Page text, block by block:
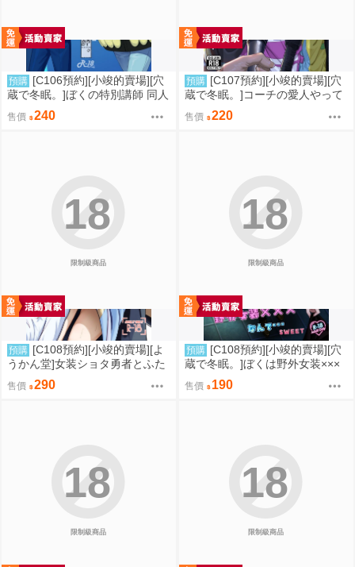
預購 [C106預約][小竣的賣場][穴
蔵で冬眠。]ぼくの特別講師 同人
誌id=3056952
售價 240
預購 [C107預約][小竣的賣場][穴
蔵で冬眠。]コーチの愛人やって
るって本当ですか 同人誌id=342
5212
售價 220
限制級商品
18
預購 [C108預約][小竣的賣場][よ
うかん堂]女装ショタ勇者とふた
なり僧侶 同人誌id=3783030
售價 290
限制級商品
18
預購 [C108預約][小竣的賣場][穴
蔵で冬眠。]ぼくは野外女装×××
なんて…SWEET 同人誌id=3774
615
售價 190
限制級商品
18
限制級商品
18